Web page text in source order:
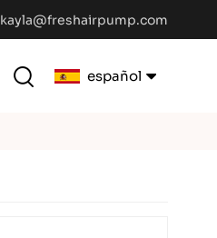
kayla@freshairpump.com
español